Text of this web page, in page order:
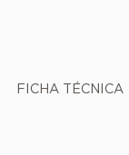
FICHA TÉCNICA